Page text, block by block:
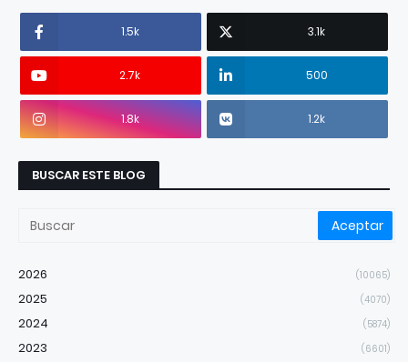
1.5k 3.1k
2.7k 500
1.8k 1.2k
BUSCAR ESTE BLOG
2026 (10065)
2025 (4070)
2024 (5874)
2023 (6601)